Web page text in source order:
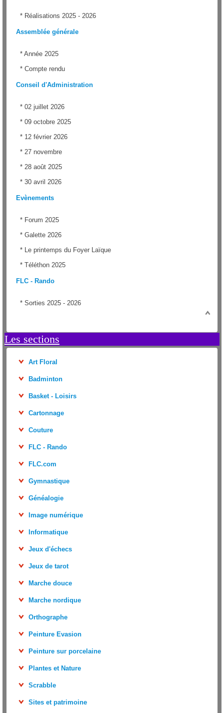
* Réalisations 2025 - 2026
Assemblée générale
* Année 2025
* Compte rendu
Conseil d'Administration
* 02 juillet 2026
* 09 octobre 2025
* 12 février 2026
* 27 novembre
* 28 août 2025
* 30 avril 2026
Evènements
* Forum 2025
* Galette 2026
* Le printemps du Foyer Laïque
* Téléthon 2025
FLC - Rando
* Sorties 2025 - 2026
Les sections
Art Floral
Badminton
Basket - Loisirs
Cartonnage
Couture
FLC - Rando
FLC.com
Gymnastique
Généalogie
Image numérique
Informatique
Jeux d'échecs
Jeux de tarot
Marche douce
Marche nordique
Orthographe
Peinture Evasion
Peinture sur porcelaine
Plantes et Nature
Scrabble
Sites et patrimoine